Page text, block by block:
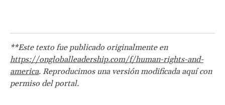
**Este texto fue publicado originalmente en
https://ongloballeadership.com/f/human-rights-and-
america. Reproducimos una versión modificada aquí con
permiso del portal.